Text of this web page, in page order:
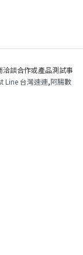
談合作或產品測試事
Line 台灣速連,阿腸數